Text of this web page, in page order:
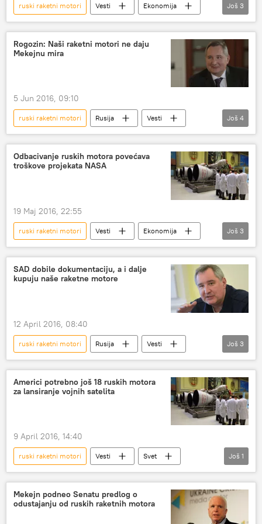
ruski raketni motori Vesti
Ekonomija
Svet
RD-180 Pentagon
Još 3
Rogozin: Naši raketni motori ne daju
Mekejnu mira
5 Jun 2016, 09:10
ruski raketni motori Rusija
Vesti
Svet
Dmitrij Rogozin
mir
RD-180
Još 4
Odbacivanje ruskih motora povećava
troškove projekata NASA
19 Maj 2016, 22:55
ruski raketni motori Vesti
Ekonomija
Svet
RD-180 NASA
Još 3
SAD dobile dokumentaciju, a i dalje
kupuju naše raketne motore
12 April 2016, 08:40
ruski raketni motori Rusija
Vesti
Svet
Dmitrij Rogozin RD-180
Još 3
Americi potrebno još 18 ruskih motora
za lansiranje vojnih satelita
9 April 2016, 14:40
ruski raketni motori Vesti
Svet
vojni sateliti
Još 1
Mekejn podneo Senatu predlog o
odustajanju od ruskih raketnih motora